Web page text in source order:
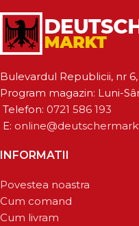
Bulevardul Republicii, nr 6,
Program magazin: Luni-
Telefon: 0721 586 193
E:
INFORMATII
Povestea noastra
Cum comand
Cum livram